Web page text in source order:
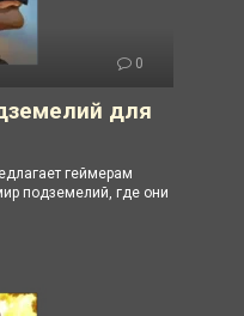
0
для
геймерам
подземелий, где они